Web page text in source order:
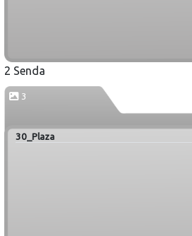
2 Senda
3
30_Plaza